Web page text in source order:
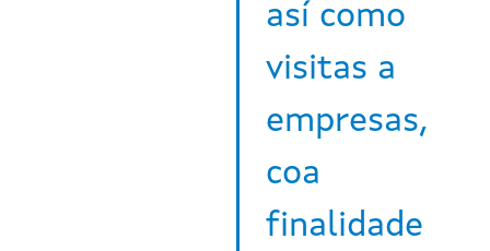
así como
visitas a
empresas,
coa
finalidade